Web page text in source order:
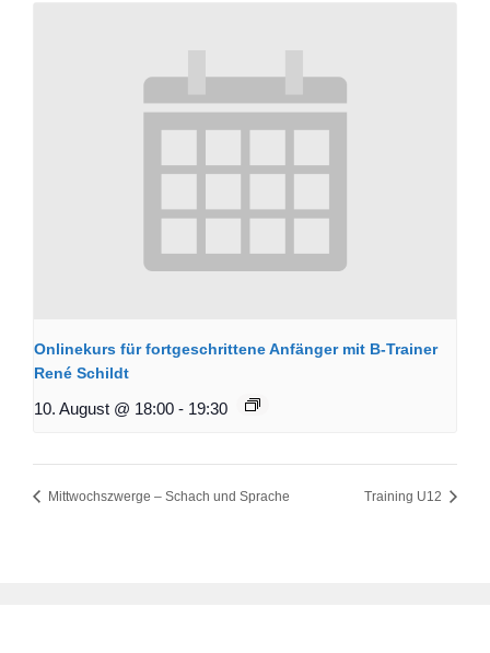
Onlinekurs für fortgeschrittene Anfänger mit B-Trainer
René Schildt
10. August @ 18:00 - 19:30
Mittwochszwerge – Schach und Sprache Training U12